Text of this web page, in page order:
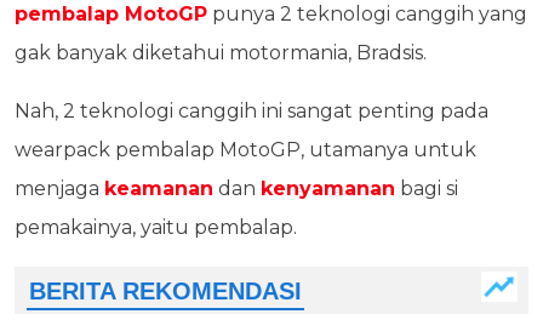
pembalap MotoGP punya 2 teknologi canggih yang
gak banyak diketahui motormania, Bradsis.
Nah, 2 teknologi canggih ini sangat penting pada
wearpack pembalap MotoGP, utamanya untuk
menjaga keamanan dan kenyamanan bagi si
pemakainya, yaitu pembalap.